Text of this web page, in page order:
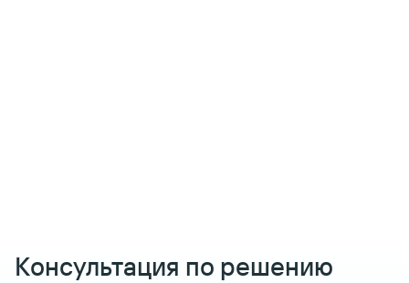
Консультация по решению